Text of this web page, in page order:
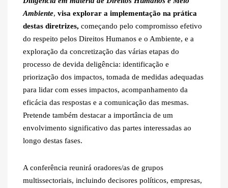
Ambiente, visa explorar a implementação na prática
destas diretrizes, começando pelo compromisso efetivo
do respeito pelos Direitos Humanos e o Ambiente, e a
exploração da concretização das várias etapas do
processo de devida deligência: identificação e
priorização dos impactos, tomada de medidas adequadas
para lidar com esses impactos, acompanhamento da
eficácia das respostas e a comunicação das mesmas.
Pretende também destacar a importância de um
envolvimento significativo das partes interessadas ao
longo destas fases.
A conferência reunirá oradores/as de grupos
multissectoriais, incluindo decisores políticos, empresas,